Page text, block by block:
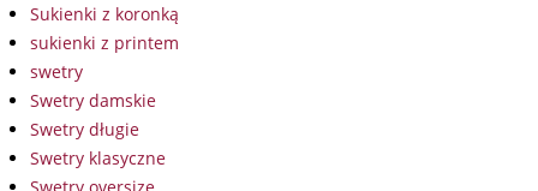
Sukienki z koronką
sukienki z printem
swetry
Swetry damskie
Swetry długie
Swetry klasyczne